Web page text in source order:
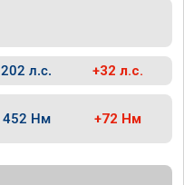
202 л.с. +32 л.с.
452 Нм +72 Нм